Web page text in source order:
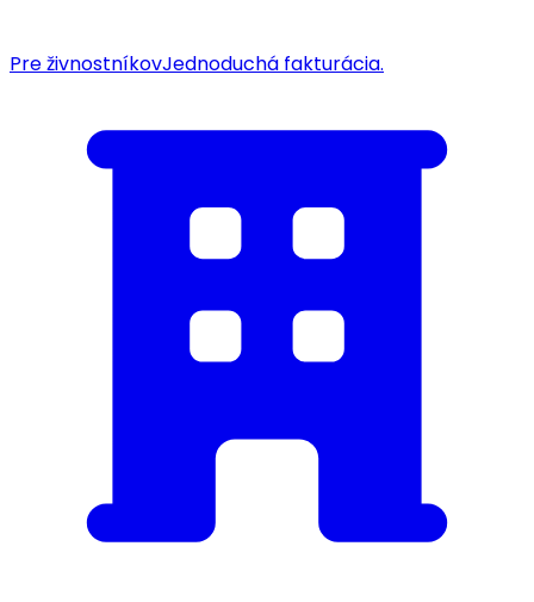
Pre živnostníkovJednoduchá fakturácia.